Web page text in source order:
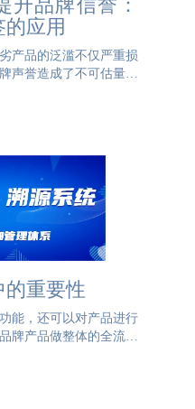
升品牌信誉：
应用
产品的泛滥不仅严重损
声誉造成了不可估量的
，越来越多的品牌方开
，为消费者提供一道真
的重要性
能，还可以对产品进行
牌产品做整体的全流程
了互联网技术的实时通